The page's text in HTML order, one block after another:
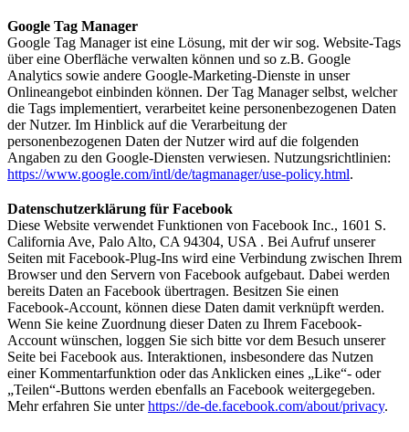
Google Tag Manager
Google Tag Manager ist eine Lösung, mit der wir sog. Website-Tags
über eine Oberfläche verwalten können und so z.B. Google
Analytics sowie andere Google-Marketing-Dienste in unser
Onlineangebot einbinden können. Der Tag Manager selbst, welcher
die Tags implementiert, verarbeitet keine personenbezogenen Daten
der Nutzer. Im Hinblick auf die Verarbeitung der
personenbezogenen Daten der Nutzer wird auf die folgenden
Angaben zu den Google-Diensten verwiesen. Nutzungsrichtlinien:
https://www.google.com/intl/de/tagmanager/use-policy.html.
Datenschutzerklärung für Facebook
Diese Website verwendet Funktionen von Facebook Inc., 1601 S.
California Ave, Palo Alto, CA 94304, USA . Bei Aufruf unserer
Seiten mit Facebook-Plug-Ins wird eine Verbindung zwischen Ihrem
Browser und den Servern von Facebook aufgebaut. Dabei werden
bereits Daten an Facebook übertragen. Besitzen Sie einen
Facebook-Account, können diese Daten damit verknüpft werden.
Wenn Sie keine Zuordnung dieser Daten zu Ihrem Facebook-
Account wünschen, loggen Sie sich bitte vor dem Besuch unserer
Seite bei Facebook aus. Interaktionen, insbesondere das Nutzen
einer Kommentarfunktion oder das Anklicken eines „Like“- oder
„Teilen“-Buttons werden ebenfalls an Facebook weitergegeben.
Mehr erfahren Sie unterhttps://de-de.facebook.com/about/privacy.